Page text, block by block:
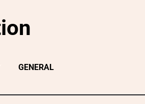
GENERAL